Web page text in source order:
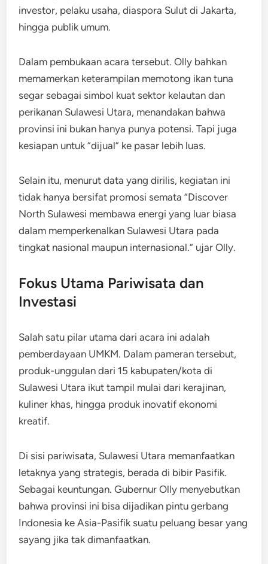
investor, pelaku usaha, diaspora Sulut di Jakarta,
hingga publik umum.
Dalam pembukaan acara tersebut. Olly bahkan
memamerkan keterampilan memotong ikan tuna
segar sebagai simbol kuat sektor kelautan dan
perikanan Sulawesi Utara, menandakan bahwa
provinsi ini bukan hanya punya potensi. Tapi juga
kesiapan untuk “dijual” ke pasar lebih luas.
Selain itu, menurut data yang dirilis, kegiatan ini
tidak hanya bersifat promosi semata “Discover
North Sulawesi membawa energi yang luar biasa
dalam memperkenalkan Sulawesi Utara pada
tingkat nasional maupun internasional.” ujar Olly.
Fokus Utama Pariwisata dan
Investasi
Salah satu pilar utama dari acara ini adalah
pemberdayaan UMKM. Dalam pameran tersebut,
produk-unggulan dari 15 kabupaten/kota di
Sulawesi Utara ikut tampil mulai dari kerajinan,
kuliner khas, hingga produk inovatif ekonomi
kreatif.
Di sisi pariwisata, Sulawesi Utara memanfaatkan
letaknya yang strategis, berada di bibir Pasifik.
Sebagai keuntungan. Gubernur Olly menyebutkan
bahwa provinsi ini bisa dijadikan pintu gerbang
Indonesia ke Asia-Pasifik suatu peluang besar yang
sayang jika tak dimanfaatkan.